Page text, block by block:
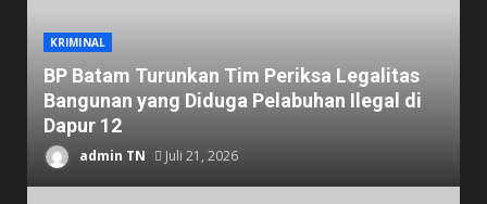
KRIMINAL
BP Batam Turunkan Tim Periksa Legalitas
Bangunan yang Diduga Pelabuhan Ilegal di
Dapur 12
admin TN Juli 21, 2026